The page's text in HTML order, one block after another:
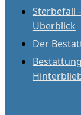
Sterbefall
Überblick
Der